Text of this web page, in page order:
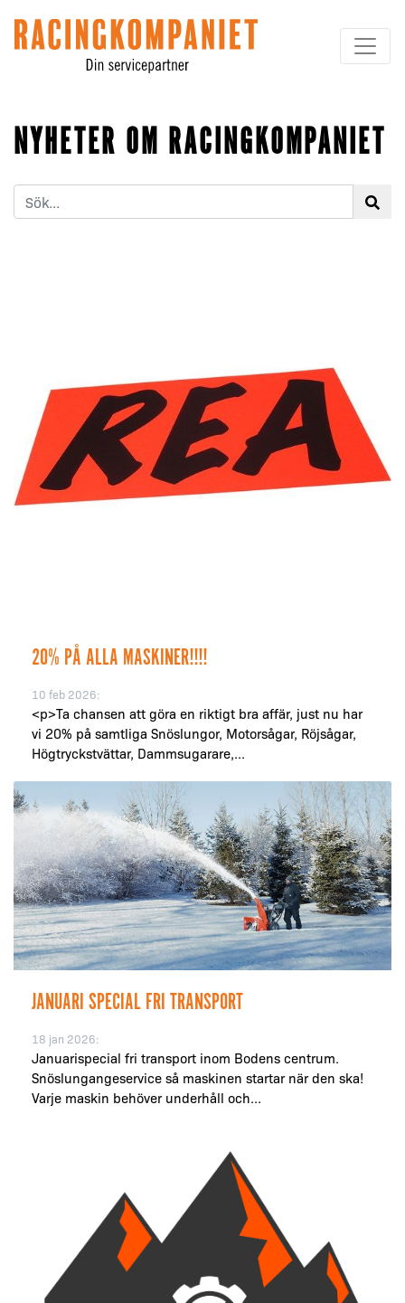
NYHETER OM RACINGKOMPANIET
20% PÅ ALLA MASKINER!!!!
10 feb 2026:
<p>Ta chansen att göra en riktigt bra affär, just nu har
vi 20% på samtliga Snöslungor, Motorsågar, Röjsågar,
Högtryckstvättar, Dammsugarare,...
JANUARI SPECIAL FRI TRANSPORT
18 jan 2026:
Januarispecial fri transport inom Bodens centrum.
Snöslungangeservice så maskinen startar när den ska!
Varje maskin behöver underhåll och...